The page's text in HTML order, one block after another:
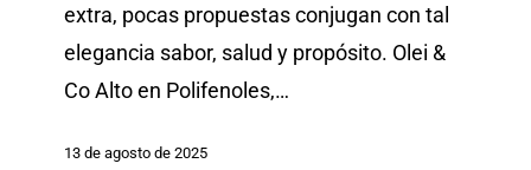
superalimento
diario
que
extra, pocas propuestas conjugan con tal
elegancia sabor, salud y propósito. Olei &
Co Alto en Polifenoles,…
13 de agosto de 2025